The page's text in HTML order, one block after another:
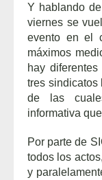
Y hablando
viernes se
evento en el
máximos
hay
tres sindicatos
de las
informativa
Por parte de
todos los
y